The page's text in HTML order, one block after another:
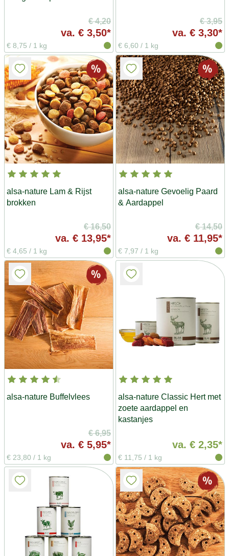
€ 4,20
va. € 3,50*
€ 8,75 / 1 kg
€ 3,95
va. € 3,30*
€ 6,60 / 1 kg
alsa-nature Lam & Rijst
brokken
€ 16,50
va. € 13,95*
€ 4,65 / 1 kg
alsa-nature Gevoelig Paard
& Aardappel
€ 14,50
va. € 11,95*
€ 7,97 / 1 kg
alsa-nature Buffelvlees
€ 6,95
va. € 5,95*
€ 23,80 / 1 kg
alsa-nature Classic Hert met
zoete aardappel en
kastanjes
va. € 2,35*
€ 11,75 / 1 kg